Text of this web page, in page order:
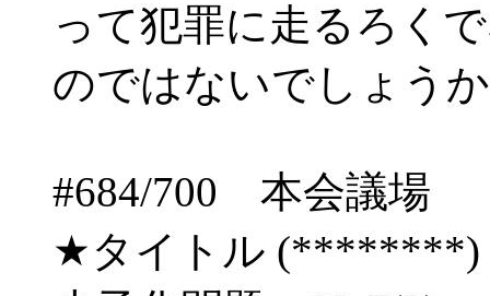
って犯罪に走るろく
のではないでしょう
#684/700 本会議場
★タイトル (********)